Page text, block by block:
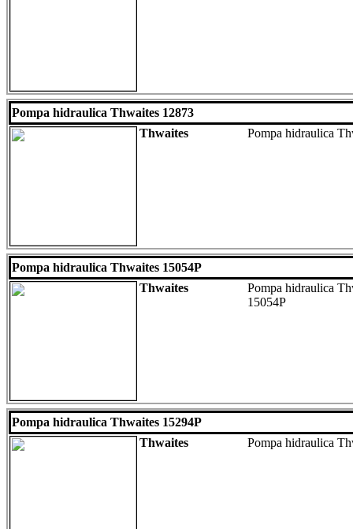
Pompa hidraulica Thwaites 12873
Thwaites
Pompa hidraulica
Pompa hidraulica Thwaites 15054P
Thwaites
Pompa hidraulica
15054P
Pompa hidraulica Thwaites 15294P
Thwaites
Pompa hidraulica